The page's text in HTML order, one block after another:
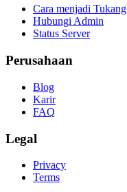
Cara menjadi Tukang
Hubungi Admin
Status Server
Perusahaan
Blog
Karir
FAQ
Legal
Privacy
Terms